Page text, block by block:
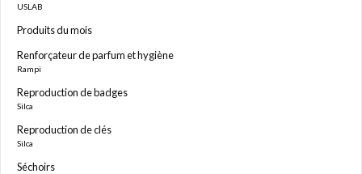
USLAB
Produits du mois
Renforçateur de parfum et hygiène
Rampi
Reproduction de badges
Silca
Reproduction de clés
Silca
Séchoirs